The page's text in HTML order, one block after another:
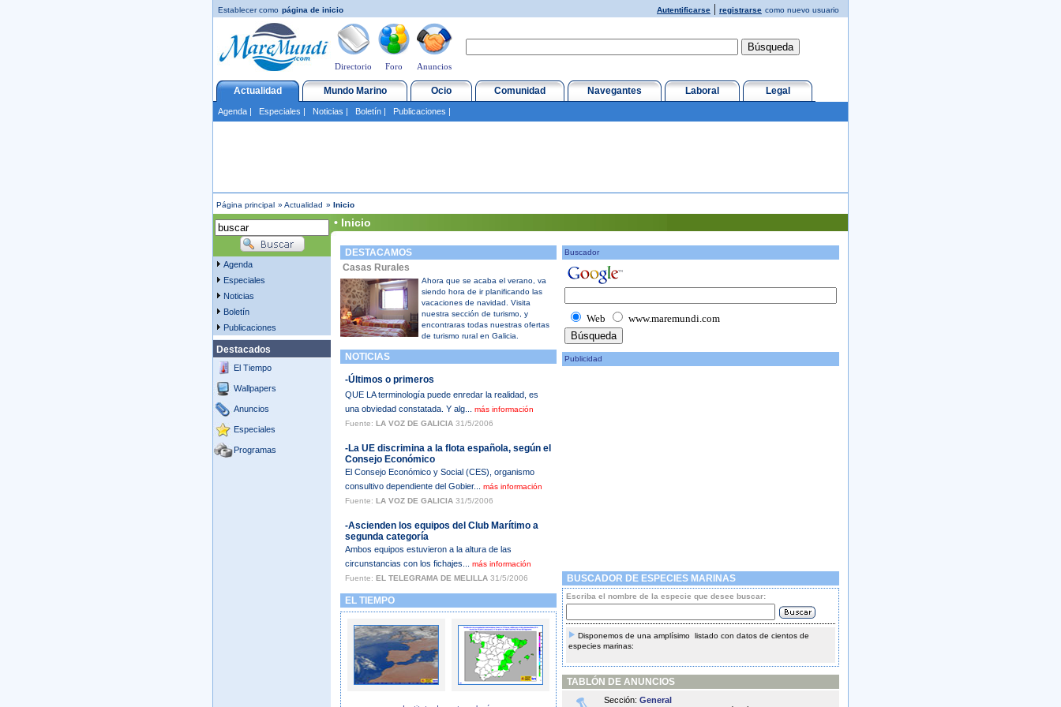
Establecer como página de inicio Autentificarse | registrarse como nuevo usuario
Directorio Foro Anuncios
Actualidad Mundo Marino Ocio Comunidad Navegantes Laboral Legal
Agenda | Especiales | Noticias | Boletín | Publicaciones |
Página principal » Actualidad » Inicio
Agenda
Especiales
Noticias
Boletín
Publicaciones
Destacados
El Tiempo
Wallpapers
Anuncios
Especiales
Programas
• Inicio
DESTACAMOS
Casas Rurales
Ahora que se acaba el verano, va
siendo hora de ir planificando las
vacaciones de navidad. Visita
nuestra sección de turismo, y
encontraras todas nuestras ofertas
de turismo rural en Galicia.
NOTICIAS
-Últimos o primeros
QUE LA terminología puede enredar la realidad, es
una obviedad constatada. Y alg... más información
Fuente: LA VOZ DE GALICIA31/5/2006
-La UE discrimina a la flota española, según el
Consejo Económico
El Consejo Económico y Social (CES), organismo
consultivo dependiente del Gobier... más información
Fuente: LA VOZ DE GALICIA31/5/2006
-Ascienden los equipos del Club Marítimo a
segunda categoría
Ambos equipos estuvieron a la altura de las
circunstancias con los fichajes... más información
Fuente: EL TELEGRAMA DE MELILLA31/5/2006
EL TIEMPO
Buscador
Web www.maremundi.com
Publicidad
BUSCADOR DE ESPECIES MARINAS
Escriba el nombre de la especie que desee buscar:
Disponemos de una amplísimo listado con datos de cientos de
especies marinas:
TABLÓN DE ANUNCIOS
Sección: General